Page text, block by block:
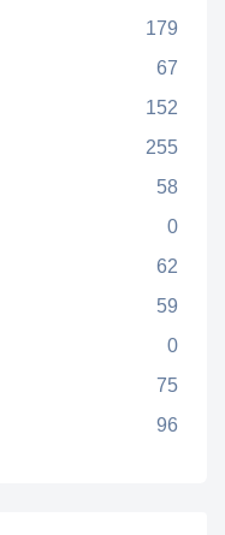
179
67
152
255
58
0
62
59
0
75
96